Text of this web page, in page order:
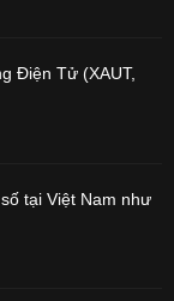
Điện Tử (XAUT,
tại Việt Nam như